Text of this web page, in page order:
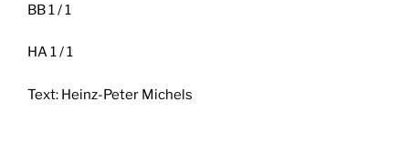
BB 1 / 1
HA 1 / 1
Text: Heinz-Peter Michels